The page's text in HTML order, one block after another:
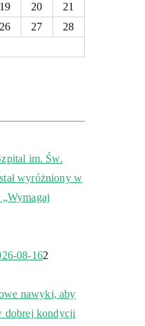
19 20
21
26 27
28
im. Św.
wyróżniony w
08-162
nawyki, aby
dobrej kondycji